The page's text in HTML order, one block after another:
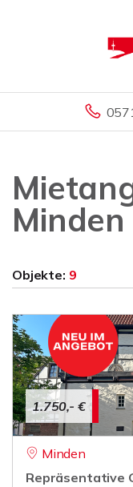
Minden
Objekte: 9
1.750,- €
Minden
Repräsentative